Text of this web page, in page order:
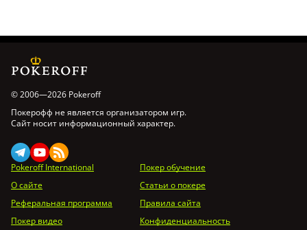
© 2006—2026 Pokeroff
Покерофф не является организатором игр.
Сайт носит информационный характер.
Pokeroff International
Покер обучение
О сайте
Статьи о покере
Реферальная программа
Правила сайта
Покер видео
Конфиденциальность